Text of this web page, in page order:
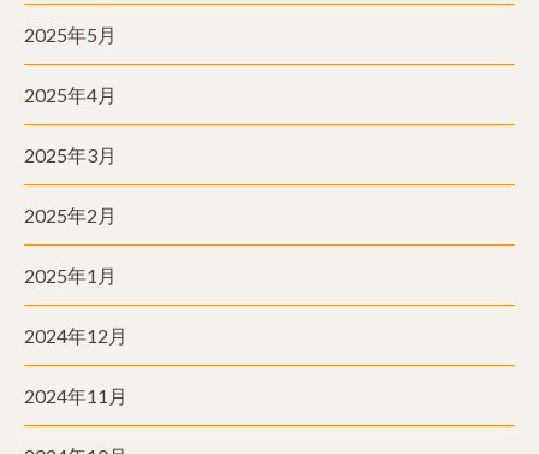
2025年5月
2025年4月
2025年3月
2025年2月
2025年1月
2024年12月
2024年11月